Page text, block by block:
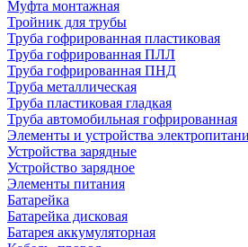
Муфта монтажная
Тройник для трубы
Труба гофрированная пластиковая
Труба гофрированная ПЛЛ
Труба гофрированная ПНД
Труба металлическая
Труба пластиковая гладкая
Труба автомобильная гофрированная
Элементы и устройства
Устройства зарядные
Устройство зарядное
Элементы питания
Батарейка
Батарейка дисковая
Батарея аккумуляторная